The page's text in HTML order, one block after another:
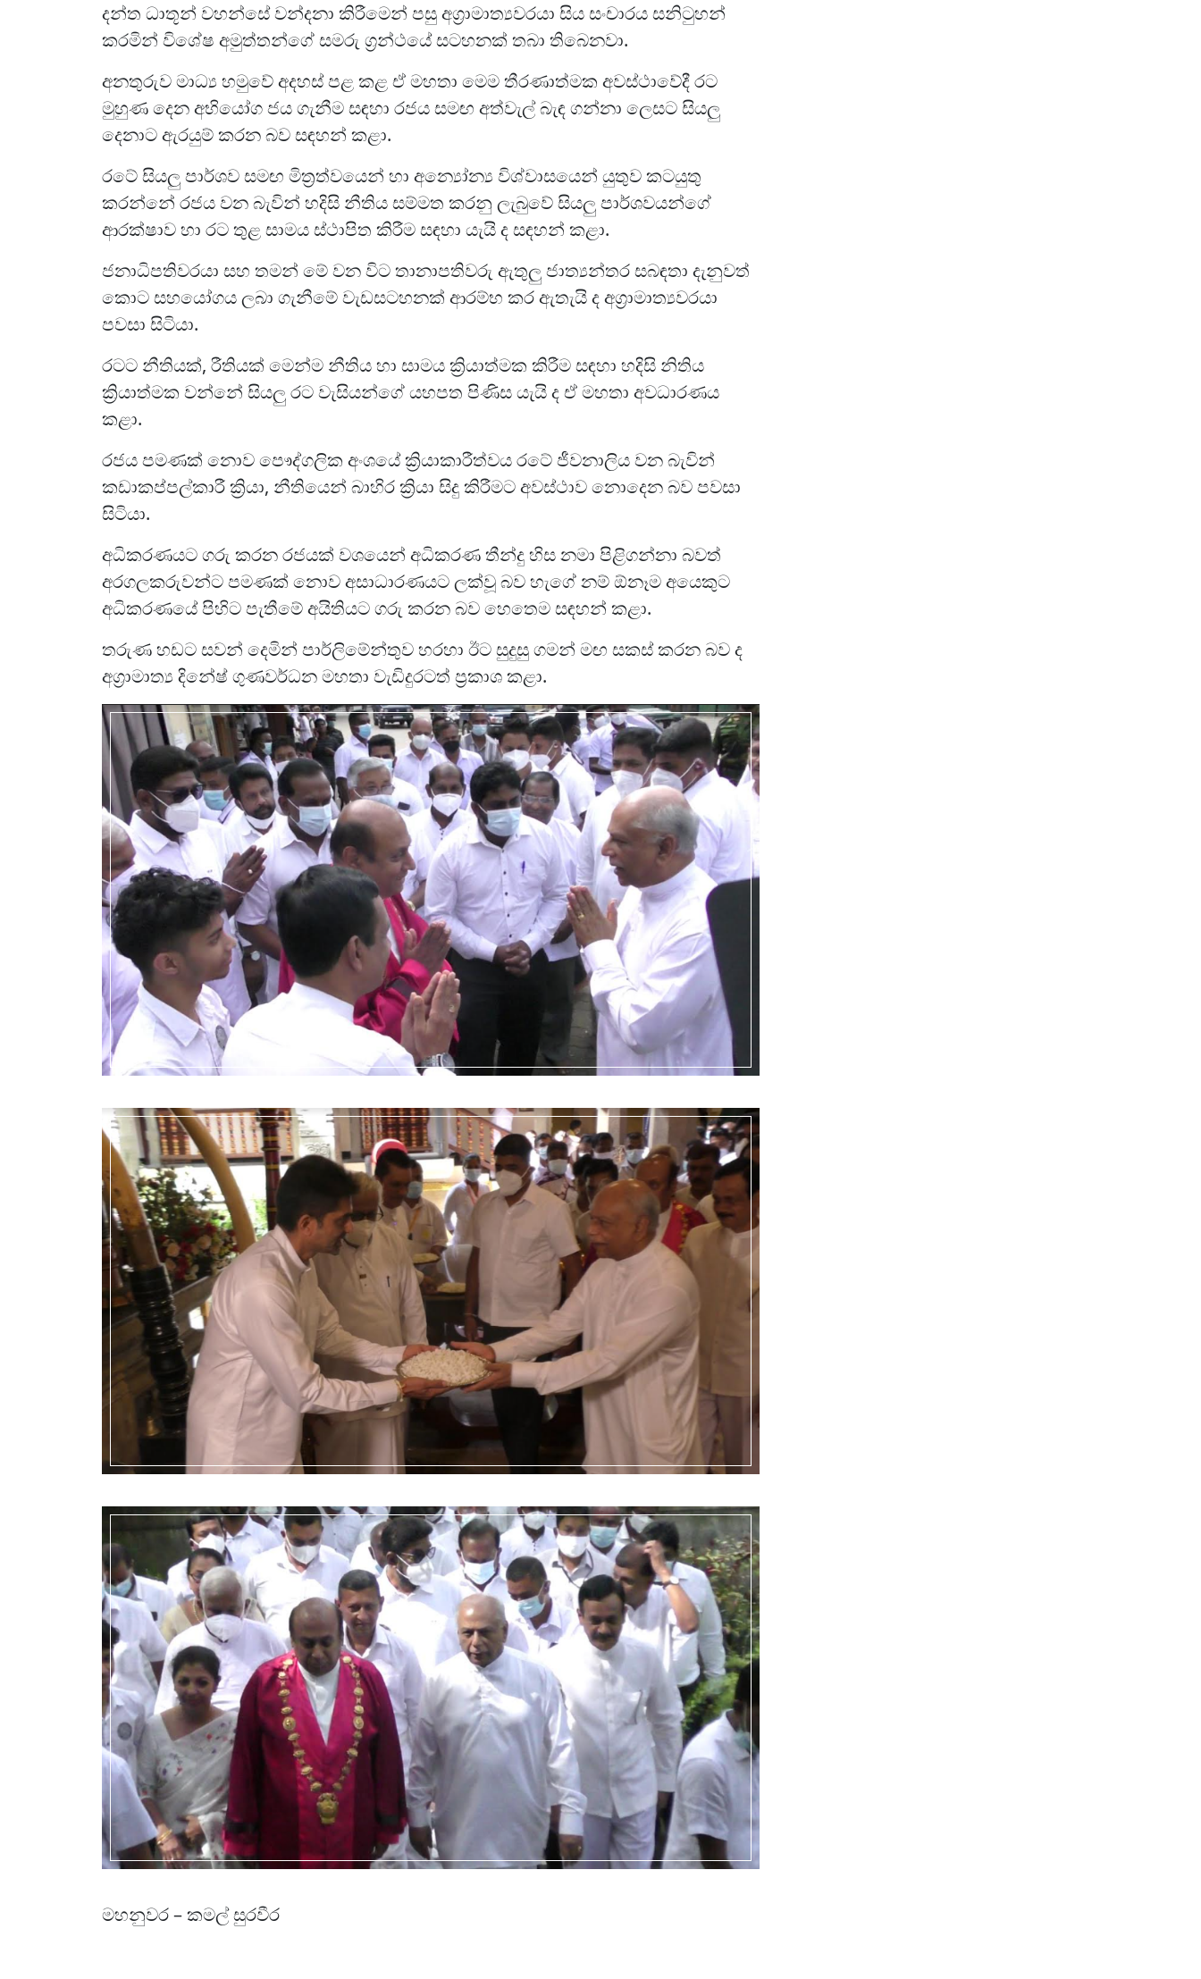
දන්ත ධාතූන් වහන්සේ වන්දනා කිරීමෙන් පසු අග්‍රාමාත්‍යවරයා සිය සංචාරය සනිටුහන්
කරමින් විශේෂ අමුත්තන්ගේ සමරු ග්‍රන්ථයේ සටහනක් තබා තිබෙනවා.
අනතුරුව මාධ්‍ය හමුවේ අදහස් පළ කළ ඒ මහතා මෙම තීරණාත්මක අවස්ථාවේදී රට
මුහුණ දෙන අභියෝග ජය ගැනීම සඳහා රජය සමඟ අත්වැල් බැඳ ගන්නා ලෙසට සියලු
දෙනාට ඇරයුම් කරන බව සඳහන් කළා.
රටේ සියලු පාර්ශව සමඟ මිත්‍රත්වයෙන් හා අන්‍යෝන්‍ය විශ්වාසයෙන් යුතුව කටයුතු
කරන්නේ රජය වන බැවින් හදිසි නීතිය සම්මත කරනු ලැබුවේ සියලු පාර්ශවයන්ගේ
ආරක්ෂාව හා රට තුළ සාමය ස්ථාපිත කිරීම සඳහා යැයි ද සඳහන් කළා.
ජනාධිපතිවරයා සහ තමන් මේ වන විට තානාපතිවරු ඇතුලු ජාත්‍යන්තර සබඳතා දැනුවත්
කොට සහයෝගය ලබා ගැනීමේ වැඩසටහනක් ආරම්භ කර ඇතැයි ද අග්‍රාමාත්‍යවරයා
පවසා සිටියා.
රටට නීතියක්, රීතියක් මෙන්ම නීතිය හා සාමය ක්‍රියාත්මක කිරීම සඳහා හදිසි නිතිය
ක්‍රියාත්මක වන්නේ සියලු රට වැසියන්ගේ යහපත පිණිස යැයි ද ඒ මහතා අවධාරණය
කළා.
රජය පමණක් නොව පෞද්ගලික අංශයේ ක්‍රියාකාරීත්වය රටේ ජීවනාලිය වන බැවින්
කඩාකප්පල්කාරී ක්‍රියා, නීතියෙන් බාහිර ක්‍රියා සිදු කිරීමට අවස්ථාව නොදෙන බව පවසා
සිටියා.
අධිකරණයට ගරු කරන රජයක් වශයෙන් අධිකරණ තීන්දු හිස නමා පිළිගන්නා බවත්
අරගලකරුවන්ට පමණක් නොව අසාධාරණයට ලක්වූ බව හැගේ නම් ඕනෑම අයෙකුට
අධිකරණයේ පිහිට පැතීමේ අයිතියට ගරු කරන බව හෙතෙම සඳහන් කළා.
තරුණ හඩට සවන් දෙමින් පාර්ලිමේන්තුව හරහා ඊට සුදුසු ගමන් මඟ සකස් කරන බව ද
අග්‍රාමාත්‍ය දිනේෂ් ගුණවර්ධන මහතා වැඩිදුරටත් ප්‍රකාශ කළා.
මහනුවර – කමල් සුරවීර